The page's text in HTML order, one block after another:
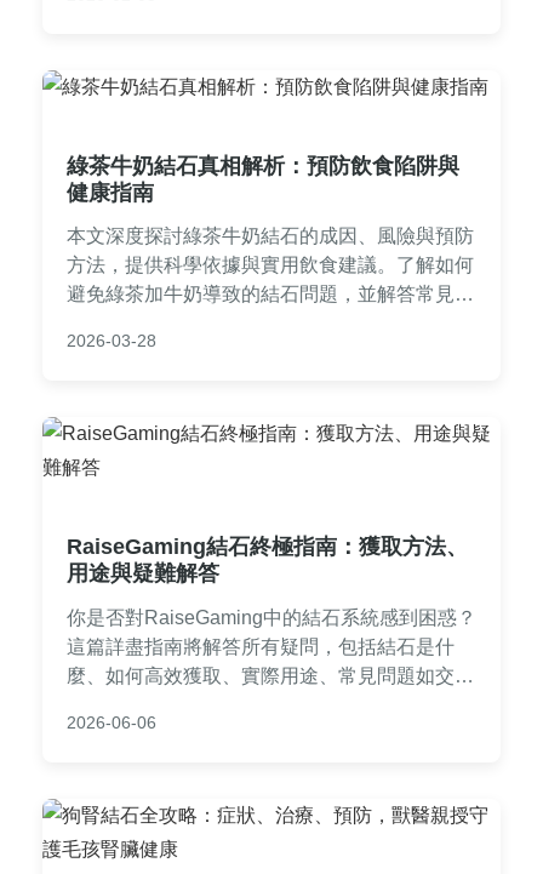
幫助您面對尿結石問題時做出明智決策。
綠茶牛奶結石真相解析：預防飲食陷阱與
健康指南
本文深度探討綠茶牛奶結石的成因、風險與預防
方法，提供科學依據與實用飲食建議。了解如何
避免綠茶加牛奶導致的結石問題，並解答常見疑
日常飲食調整及專業見解，適合關注飲食健康的
2026-03-28
RaiseGaming結石終極指南：獲取方法、
用途與疑難解答
你是否對RaiseGaming中的結石系統感到困惑？
這篇詳盡指南將解答所有疑問，包括結石是什
麼、如何高效獲取、實際用途、常見問題如交易
手和老手提升RaiseGaming體驗。從基礎概念到
2026-06-06